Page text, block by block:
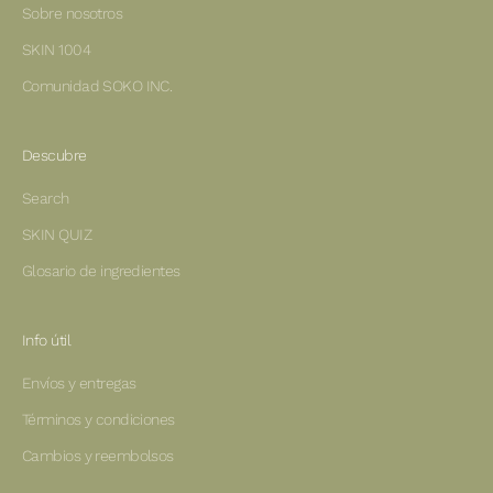
Sobre nosotros
SKIN 1004
Comunidad SOKO INC.
Descubre
Search
SKIN QUIZ
Glosario de ingredientes
Info útil
Envíos y entregas
Términos y condiciones
Cambios y reembolsos